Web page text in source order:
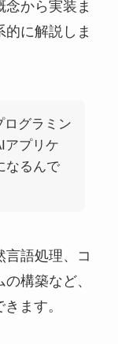
念から実装ま
に解説しま
ログラミン
アプリケ
なるんで
言語処理、コ
構築など、
ます。